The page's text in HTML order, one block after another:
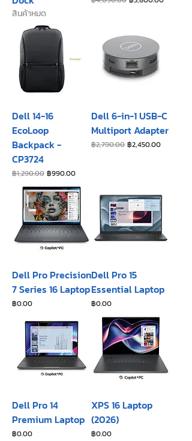
สินค้าหมด
Dell 14-16
EcoLoop
Backpack -
CP3724
ราคาปกติ
฿1,290.00 ราคาขายลด
฿990.00
Dell 6-in-1 USB-C
Multiport Adapter
ราคาปกติ
฿2,790.00 ราคาขายลด
฿2,450.00
Dell Pro Precision
7 Series 16 Laptop
ราคา
฿0.00
Dell Pro 15
Essential Laptop
ราคา
฿0.00
Dell Pro 14
Premium Laptop
ราคา
฿0.00
XPS 16 Laptop
(2026)
ราคา
฿0.00